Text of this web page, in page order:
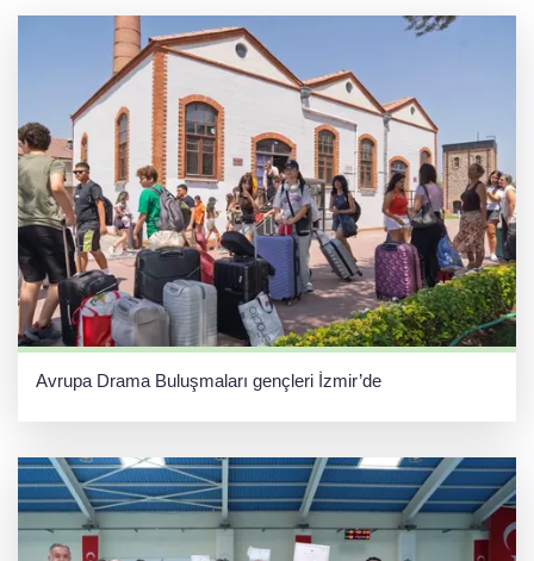
Avrupa Drama Buluşmaları gençleri İzmir’de